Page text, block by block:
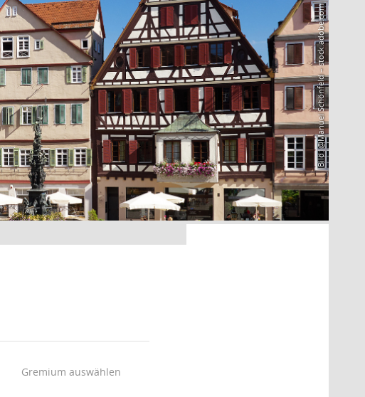
Bild: @Manuel Schönfeld – stock.adobe.com
Gremium auswählen